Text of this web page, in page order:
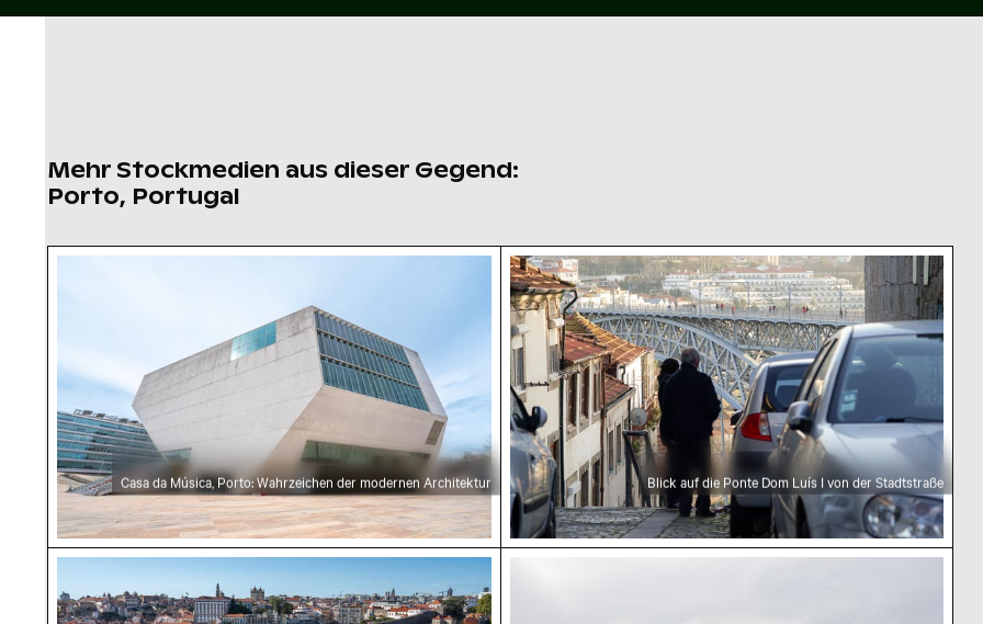
Mehr Stockmedien aus dieser Gegend:
Porto, Portugal
Casa da Música, Porto: Wahrzeichen der modernen Architektur
Casa da Música, Porto: Wahrzeichen der modernen Architektur
Blick auf die Ponte Dom Luís I von der Stadtstraße
Blick auf die Ponte Dom Luís I von der Stadtstraße
Belebte Dom-Luís-I.-Brücke mit Fußgängern in PortoPonte da Arrábida über den Douro in Porto,